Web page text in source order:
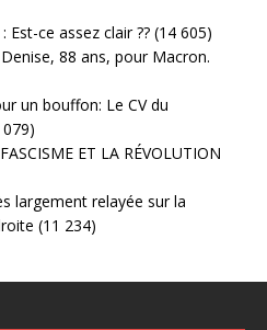
Est-ce assez clair ?? (14 605)
88 ans, pour Macron.
un bouffon: Le CV du
ET LA RÉVOLUTION
largement relayée sur la
(11 234)